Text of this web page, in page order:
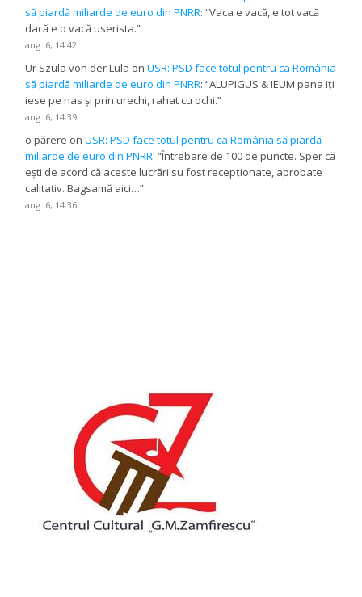
să piardă miliarde de euro din PNRR: “Vaca e vacă, e tot vacă
dacă e o vacă userista.”
aug. 6, 14:42
Ur Szula von der Lula onUSR: PSD face totul pentru ca România
să piardă miliarde de euro din PNRR: “ALUPIGUS & IEUM pana iți
iese pe nas și prin urechi, rahat cu ochi.”
aug. 6, 14:39
o părere onUSR: PSD face totul pentru ca România să piardă
miliarde de euro din PNRR: “Întrebare de 100 de puncte. Sper că
ești de acord că aceste lucrări su fost recepționate, aprobate
calitativ. Bagsamă aici…”
aug. 6, 14:36